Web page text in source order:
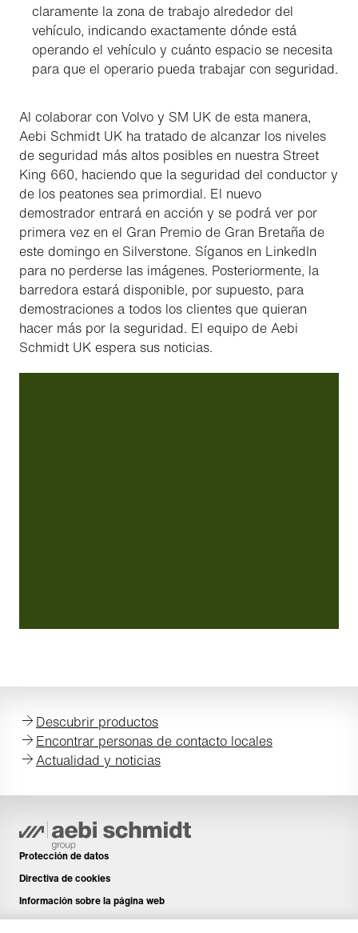
claramente la zona de trabajo alrededor del
vehículo, indicando exactamente dónde está
operando el vehículo y cuánto espacio se necesita
para que el operario pueda trabajar con seguridad.
Al colaborar con Volvo y SM UK de esta manera,
Aebi Schmidt UK ha tratado de alcanzar los niveles
de seguridad más altos posibles en nuestra Street
King 660, haciendo que la seguridad del conductor y
de los peatones sea primordial. El nuevo
demostrador entrará en acción y se podrá ver por
primera vez en el Gran Premio de Gran Bretaña de
este domingo en Silverstone. Síganos en LinkedIn
para no perderse las imágenes. Posteriormente, la
barredora estará disponible, por supuesto, para
demostraciones a todos los clientes que quieran
hacer más por la seguridad. El equipo de Aebi
Schmidt UK espera sus noticias.
Descubrir productos
Encontrar personas de contacto locales
Actualidad y noticias
Protección de datos
Directiva de cookies
Información sobre la página web
Aviso legal